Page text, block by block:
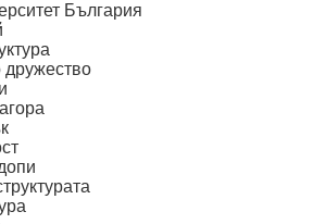
България
дружество